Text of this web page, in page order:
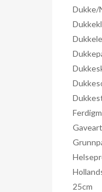
Dukke/
25cm